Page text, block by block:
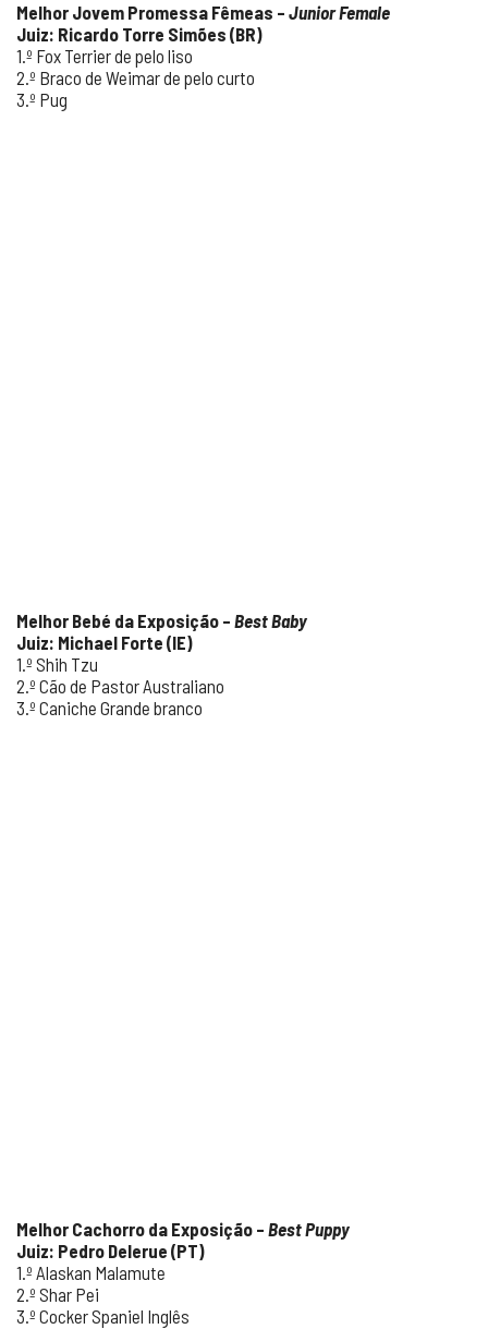
Melhor Jovem Promessa Fêmeas – Junior Female
Juiz: Ricardo Torre Simões (BR)
1.º Fox Terrier de pelo liso
2.º Braco de Weimar de pelo curto
3.º Pug
Melhor Bebé da Exposição – Best Baby
Juiz: Michael Forte (IE)
1.º Shih Tzu
2.º Cão de Pastor Australiano
3.º Caniche Grande branco
Melhor Cachorro da Exposição – Best Puppy
Juiz: Pedro Delerue (PT)
1.º Alaskan Malamute
2.º Shar Pei
3.º Cocker Spaniel Inglês